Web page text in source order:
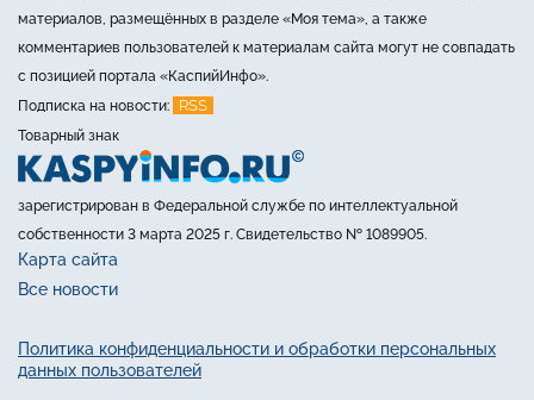
материалов, размещённых в разделе «Моя тема», а также
комментариев пользователей к материалам сайта могут не совпадать
с позицией портала «КаспийИнфо».
Подписка на новости:
RSS
Товарный знак
зарегистрирован в Федеральной службе по интеллектуальной
собственности 3 марта 2025 г. Свидетельство № 1089905.
Карта сайта
Все новости
Политика конфиденциальности и обработки персональных
данных пользователей